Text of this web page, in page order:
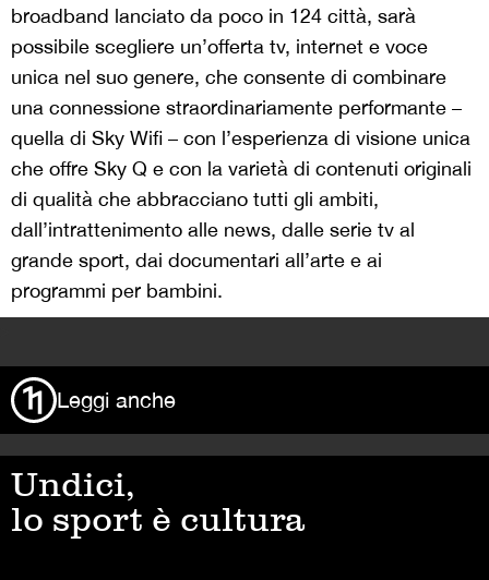
broadband lanciato da poco in 124 città, sarà
possibile scegliere un’offerta tv, internet e voce
unica nel suo genere, che consente di combinare
una connessione straordinariamente performante –
quella di Sky Wifi – con l’esperienza di visione unica
che offre Sky Q e con la varietà di contenuti originali
di qualità che abbracciano tutti gli ambiti,
dall’intrattenimento alle news, dalle serie tv al
grande sport, dai documentari all’arte e ai
programmi per bambini.
Leggi anche
Undici,
lo sport è cultura